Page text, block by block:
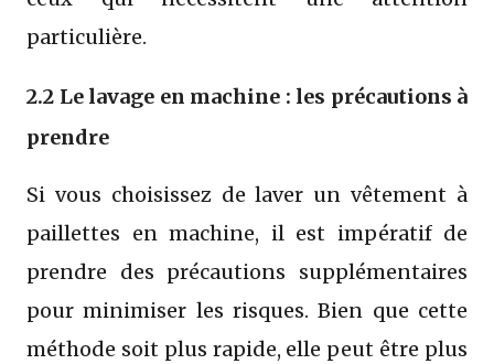
particulière.
2.2 Le lavage en machine : les précautions à
prendre
Si vous choisissez de laver un vêtement à
paillettes en machine, il est impératif de
prendre des précautions supplémentaires
pour minimiser les risques. Bien que cette
méthode soit plus rapide, elle peut être plus